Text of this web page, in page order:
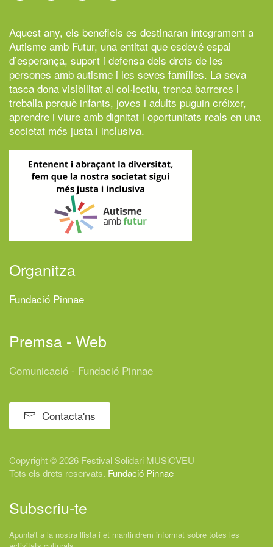
Aquest any, els beneficis es destinaran íntegrament a
Autisme amb Futur, una entitat que esdevé espai
d’esperança, suport i defensa dels drets de les
persones amb autisme i les seves famílies. La seva
tasca dona visibilitat al col·lectiu, trenca barreres i
treballa perquè infants, joves i adults puguin créixer,
aprendre i viure amb dignitat i oportunitats reals en una
societat més justa i inclusiva.
Organitza
Fundació Pinnae
Premsa - Web
Comunicació - Fundació Pinnae
Contacta'ns
Copyright © 2026 Festival Solidari MUSiCVEU
Tots els drets reservats. Fundació Pinnae
Subscriu-te
Apunta't a la nostra llista i et mantindrem informat sobre totes les